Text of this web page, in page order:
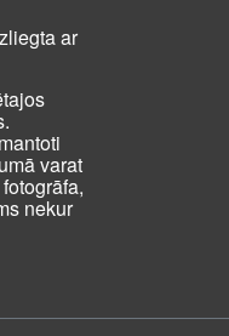
ar
varat
nekur